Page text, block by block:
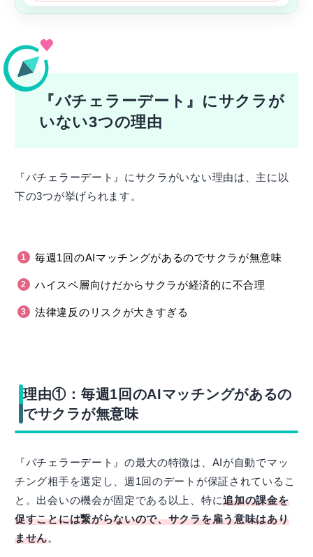
『バチェラーデート』にサクラが
いない3つの理由
『バチェラーデート』にサクラがいない理由は、主に以
下の3つが挙げられます。
毎週1回のAIマッチングがあるのでサクラが無意味
ハイスペ層向けだからサクラが経済的に不合理
法律違反のリスクが大きすぎる
理由①：毎週1回のAIマッチングがあるの
でサクラが無意味
『バチェラーデート』の最大の特徴は、AIが自動でマッ
チング相手を選定し、週1回のデートが保証されているこ
と。出会いの機会が固定である以上、特に追加の課金を
促すことには繋がらないので、サクラを雇う意味はあり
ません。